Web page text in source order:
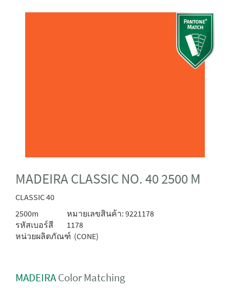
MADEIRA CLASSIC NO. 40 2500 M
CLASSIC 40
2500m
หมายเลขสินค้า: 9221178
รหัสเบอร์สี
1178
หน่วยผลิตภัณฑ์ (CONE)
MADEIRAColor Matching